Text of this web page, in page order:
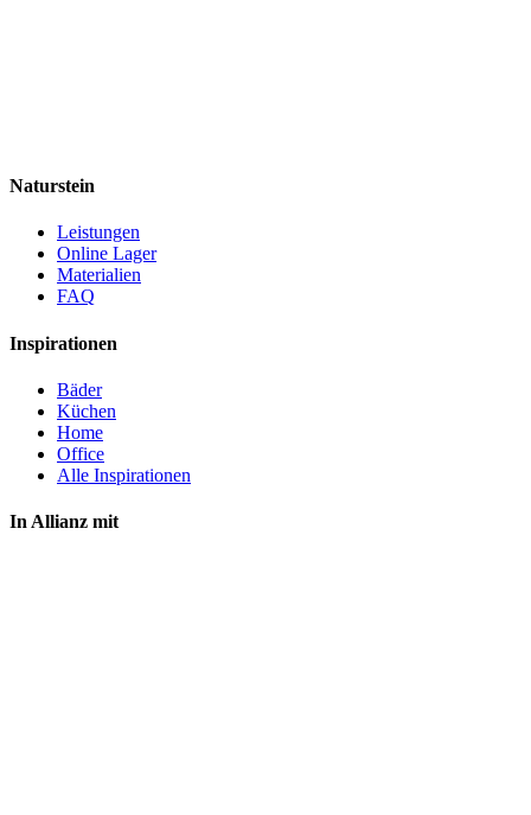
Naturstein
Leistungen
Online Lager
Materialien
FAQ
Inspirationen
Bäder
Küchen
Home
Office
Alle Inspirationen
In Allianz mit